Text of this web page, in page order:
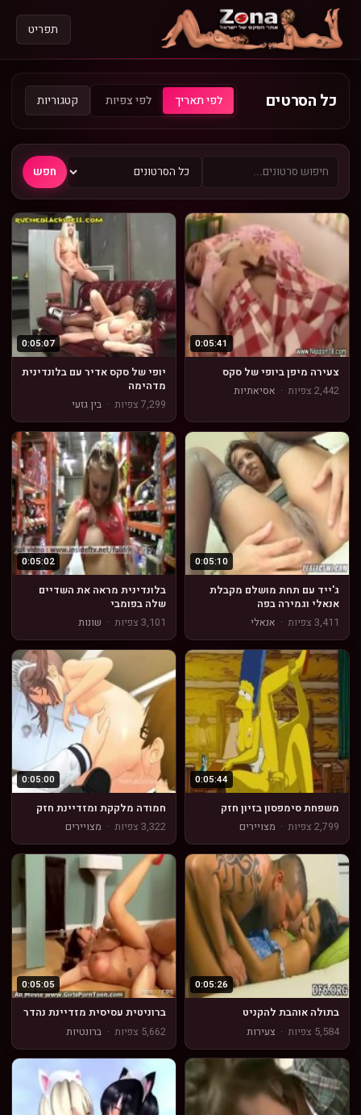
תפריט
כל הסרטים לפי תאריך לפי צפיות קטגוריות
חפש
0:05:41
צעירה מיפן ביופי של סקס
2,442 צפיות
· אסיאתיות
0:05:07
יופי של סקס אדיר עם בלונדינית
מדהימה
7,299 צפיות
· בין גזעי
0:05:10
ג'ייד עם תחת מושלם מקבלת
אנאלי וגמירה בפה
3,411 צפיות
· אנאלי
0:05:02
בלונדינית מראה את השדיים
שלה בפומבי
3,101 צפיות
· שונות
0:05:44
משפחת סימפסון בזיון חזק
2,799 צפיות
· מצויירים
0:05:00
חמודה מלקקת ומזדיינת חזק
3,322 צפיות
· מצויירים
0:05:26
בתולה אוהבת להקניט
5,584 צפיות
· צעירות
0:05:05
ברוניטית עסיסית מזדיינת נהדר
5,662 צפיות
· ברונטיות